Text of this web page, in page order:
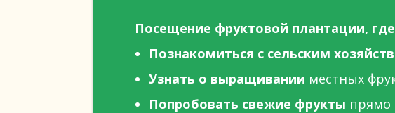
Посещение фруктовой плантации,
Познакомиться с сельским
Узнать о выращивании местных
Попробовать свежие фрукты прямо